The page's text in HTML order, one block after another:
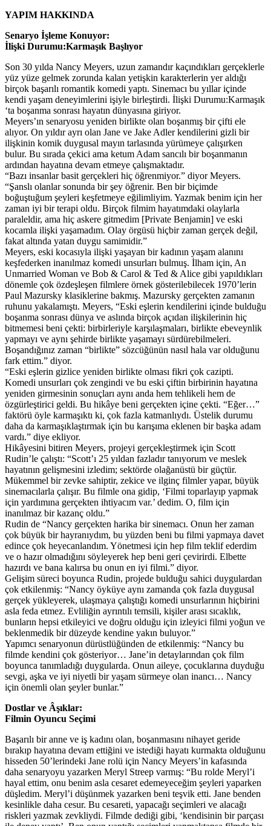
YAPIM HAKKINDA
Senaryo İşleme Konuyor:
İlişki Durumu:Karmaşık Başlıyor
Son 30 yılda Nancy Meyers, uzun zamandır kaçındıkları gerçeklerle
yüz yüze gelmek zorunda kalan yetişkin karakterlerin yer aldığı
birçok başarılı romantik komedi yaptı. Sinemacı bu yıllar içinde
kendi yaşam deneyimlerini işiyle birleştirdi. İlişki Durumu:Karmaşık
‘ta boşanma sonrası hayatın dünyasına giriyor.
Meyers’ın senaryosu yeniden birlikte olan boşanmış bir çifti ele
alıyor. On yıldır ayrı olan Jane ve Jake Adler kendilerini gizli bir
ilişkinin komik duygusal mayın tarlasında yürümeye çalışırken
bulur. Bu sırada çekici ama ketum Adam sancılı bir boşanmanın
ardından hayatına devam etmeye çalışmaktadır.
“Bazı insanlar basit gerçekleri hiç öğrenmiyor.” diyor Meyers.
“Şanslı olanlar sonunda bir şey öğrenir. Ben bir biçimde
boğuştuğum şeyleri keşfetmeye eğilimliyim. Yazmak benim için her
zaman iyi bir terapi oldu. Birçok filmim hayatımdaki olaylarla
paraleldir, ama hiç askere gitmedim [Private Benjamin] ve eski
kocamla ilişki yaşamadım. Olay örgüsü hiçbir zaman gerçek değil,
fakat altında yatan duygu samimidir.”
Meyers, eski kocasıyla ilişki yaşayan bir kadının yaşam alanını
keşfederken inanılmaz komedi unsurları bulmuş. İlham için, An
Unmarried Woman ve Bob & Carol & Ted & Alice gibi yapıldıkları
dönemle çok özdeşleşen filmlere örnek gösterilebilecek 1970’lerin
Paul Mazursky klasiklerine bakmış. Mazursky gerçekten zamanın
ruhunu yakalamıştı. Meyers, “Eski eşlerin kendilerini içinde bulduğu
boşanma sonrası dünya ve aslında birçok açıdan ilişkilerinin hiç
bitmemesi beni çekti: birbirleriyle karşılaşmaları, birlikte ebeveynlik
yapmayı ve aynı şehirde birlikte yaşamayı sürdürebilmeleri.
Boşandığınız zaman “birlikte” sözcüğünün nasıl hala var olduğunu
fark ettim.” diyor.
“Eski eşlerin gizlice yeniden birlikte olması fikri çok cazipti.
Komedi unsurları çok zengindi ve bu eski çiftin birbirinin hayatına
yeniden girmesinin sonuçları aynı anda hem tehlikeli hem de
özgürleştirici geldi. Bu hikâye beni gerçekten içine çekti. “Eğer…”
faktörü öyle karmaşıktı ki, çok fazla katmanlıydı. Üstelik durumu
daha da karmaşıklaştırmak için bu karışıma eklenen bir başka adam
vardı.” diye ekliyor.
Hikâyesini bitiren Meyers, projeyi gerçekleştirmek için Scott
Rudin’le çalıştı: “Scott’ı 25 yıldan fazladır tanıyorum ve meslek
hayatının gelişmesini izledim; sektörde olağanüstü bir güçtür.
Mükemmel bir zevke sahiptir, zekice ve ilginç filmler yapar, büyük
sinemacılarla çalışır. Bu filmle ona gidip, ‘Filmi toparlayıp yapmak
için yardımına gerçekten ihtiyacım var.’ dedim. O, film için
inanılmaz bir kazanç oldu.”
Rudin de “Nancy gerçekten harika bir sinemacı. Onun her zaman
çok büyük bir hayranıydım, bu yüzden beni bu filmi yapmaya davet
edince çok heyecanlandım. Yönetmesi için hep film teklif ederdim
ve o hazır olmadığını söyleyerek hep beni geri çevirirdi. Elbette
hazırdı ve bana kalırsa bu onun en iyi filmi.” diyor.
Gelişim süreci boyunca Rudin, projede bulduğu sahici duygulardan
çok etkilenmiş: “Nancy öyküye aynı zamanda çok fazla duygusal
gerçek yükleyerek, ulaşmaya çalıştığı komedi unsurlarının hiçbirini
asla feda etmez. Evliliğin ayrıntılı temsili, kişiler arası sıcaklık,
bunların hepsi etkileyici ve doğru olduğu için izleyici filmi yoğun ve
beklenmedik bir düzeyde kendine yakın buluyor.”
Yapımcı senaryonun dürüstlüğünden de etkilenmiş: “Nancy bu
filmde kendini çok gösteriyor… Jane’in detaylarından çok film
boyunca tanımladığı duygularda. Onun aileye, çocuklarına duyduğu
sevgi, aşka ve iyi niyetli bir yaşam sürmeye olan inancı… Nancy
için önemli olan şeyler bunlar.”
Dostlar ve Âşıklar:
Filmin Oyuncu Seçimi
Başarılı bir anne ve iş kadını olan, boşanmasını nihayet geride
bırakıp hayatına devam ettiğini ve istediği hayatı kurmakta olduğunu
hisseden 50’lerindeki Jane rolü için Nancy Meyers’in kafasında
daha senaryoyu yazarken Meryl Streep varmış: “Bu rolde Meryl’i
hayal ettim, onu benim asla cesaret edemeyeceğim şeyleri yaparken
düşledim. Meryl’i düşünmek yazarken beni teşvik etti. Jane benden
kesinlikle daha cesur. Bu cesareti, yapacağı seçimleri ve alacağı
riskleri yazmak zevkliydi. Filmde dediği gibi, ‘kendisinin bir parçası